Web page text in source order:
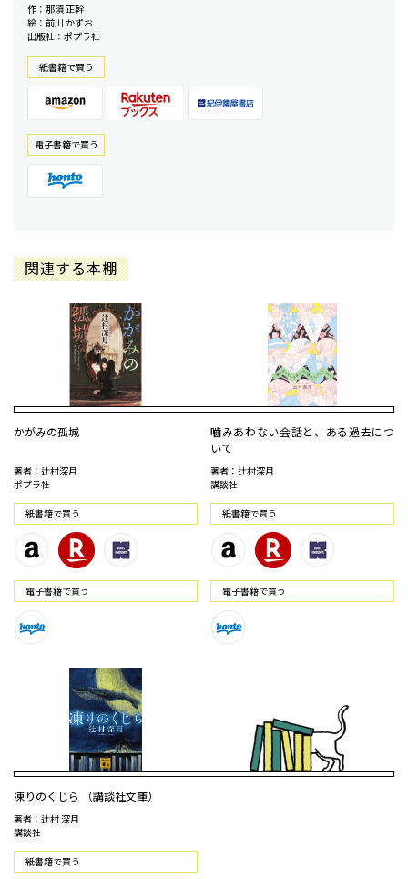
作：那須 正幹
絵：前川 かずお
出版社：ポプラ社
紙書籍で買う
電⼦書籍で買う
関連する本棚
かがみの孤城
著者：辻村深月
ポプラ社
紙書籍で買う
電⼦書籍で買う
嚙みあわない会話と、ある過去につ
いて
著者：辻村深月
講談社
紙書籍で買う
電⼦書籍で買う
凍りのくじら （講談社文庫）
著者：辻村 深月
講談社
紙書籍で買う